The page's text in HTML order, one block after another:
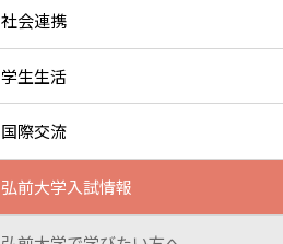
社会連携
学生生活
国際交流
弘前大学入試情報